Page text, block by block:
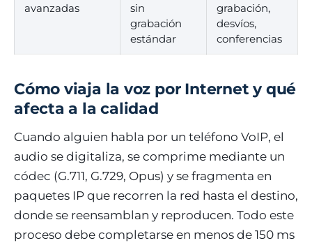
avanzadas
sin
grabación
estándar
grabación,
desvíos,
conferencias
Cómo viaja la voz por Internet y qué
afecta a la calidad
Cuando alguien habla por un teléfono VoIP, el
audio se digitaliza, se comprime mediante un
códec (G.711, G.729, Opus) y se fragmenta en
paquetes IP que recorren la red hasta el destino,
donde se reensamblan y reproducen. Todo este
proceso debe completarse en menos de 150 ms